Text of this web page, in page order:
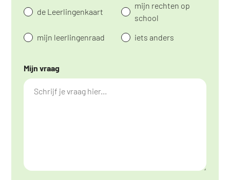
de Leerlingenkaart
mijn rechten op
school
mijn leerlingenraad
iets anders
Mijn vraag